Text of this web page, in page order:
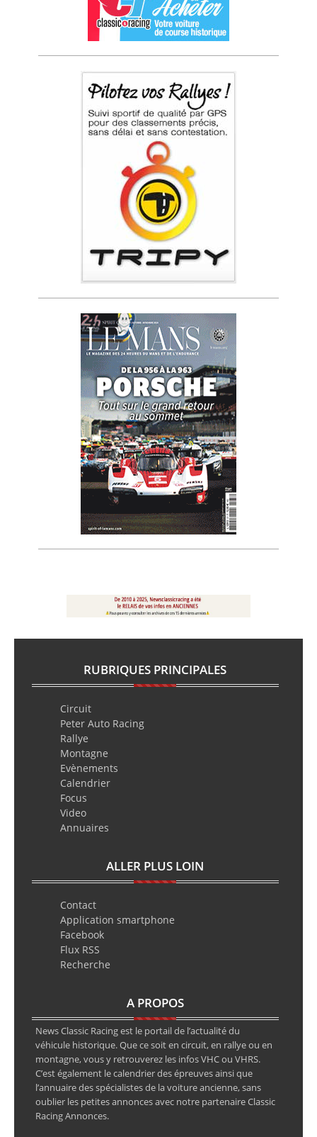
RUBRIQUES PRINCIPALES
Circuit
Peter Auto Racing
Rallye
Montagne
Evènements
Calendrier
Focus
Video
Annuaires
ALLER PLUS LOIN
Contact
Application smartphone
Facebook
Flux RSS
Recherche
A PROPOS
News Classic Racing est le portail de l’actualité du
véhicule historique. Que ce soit en circuit, en rallye ou en
montagne, vous y retrouverez les infos VHC ou VHRS.
C’est également le calendrier des épreuves ainsi que
l’annuaire des spécialistes de la voiture ancienne, sans
oublier les petites annonces avec notre partenaire Classic
Racing Annonces.